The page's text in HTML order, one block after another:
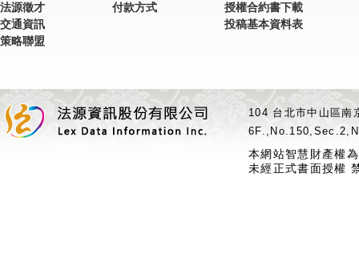
法源徵才
交通資訊
策略聯盟
付款方式
授權合約書下載
投稿基本資料表
104 台北市中山區
本網站智慧財產權
未經正式書面授權